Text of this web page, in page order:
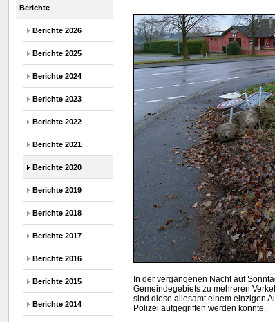
Berichte
Berichte 2026
Berichte 2025
Berichte 2024
Berichte 2023
Berichte 2022
Berichte 2021
Berichte 2020
Berichte 2019
Berichte 2018
Berichte 2017
Berichte 2016
Berichte 2015
Berichte 2014
In der vergangenen Nacht auf
Gemeindegebiets zu mehreren
sind diese allesamt einem einzigen
Polizei aufgegriffen werden konnte.